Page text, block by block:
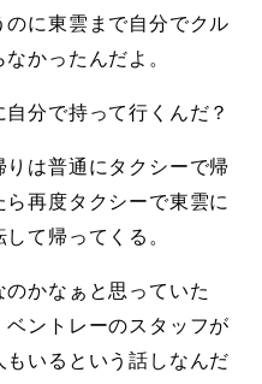
に東雲まで自分でクル
かったんだよ。
分で持って行くんだ？
は普通にタクシーで帰
再度タクシーで東雲に
て帰ってくる。
かなぁと思っていた
ントレーのスタッフが
いるという話しなんだ